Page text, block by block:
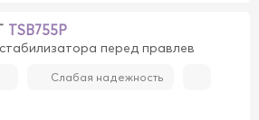
TSB755P
перед правлев
Слабая надежность